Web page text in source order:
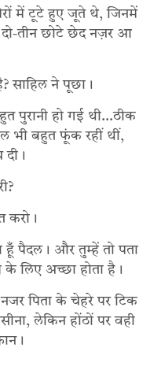
में टूटे हुए जूते थे, जिनमें
दो-तीन छोटे छेद नज़र आ
साहिल ने पूछा।
पुरानी हो गई थी…ठीक
भी बहुत फूंक रहीं थीं,
करो।
हूँ पैदल। और तुम्हें तो पता
के लिए अच्छा होता है।
पिता के चेहरे पर टिक
लेकिन होंठों पर वही